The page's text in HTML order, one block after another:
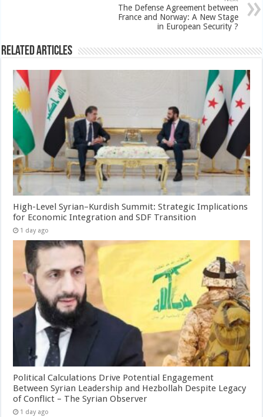
The Defense Agreement between
France and Norway: A New Stage
in European Security ?
Related Articles
High-Level Syrian–Kurdish Summit: Strategic Implications
for Economic Integration and SDF Transition
1 day ago
Political Calculations Drive Potential Engagement
Between Syrian Leadership and Hezbollah Despite Legacy
of Conflict – The Syrian Observer
1 day ago